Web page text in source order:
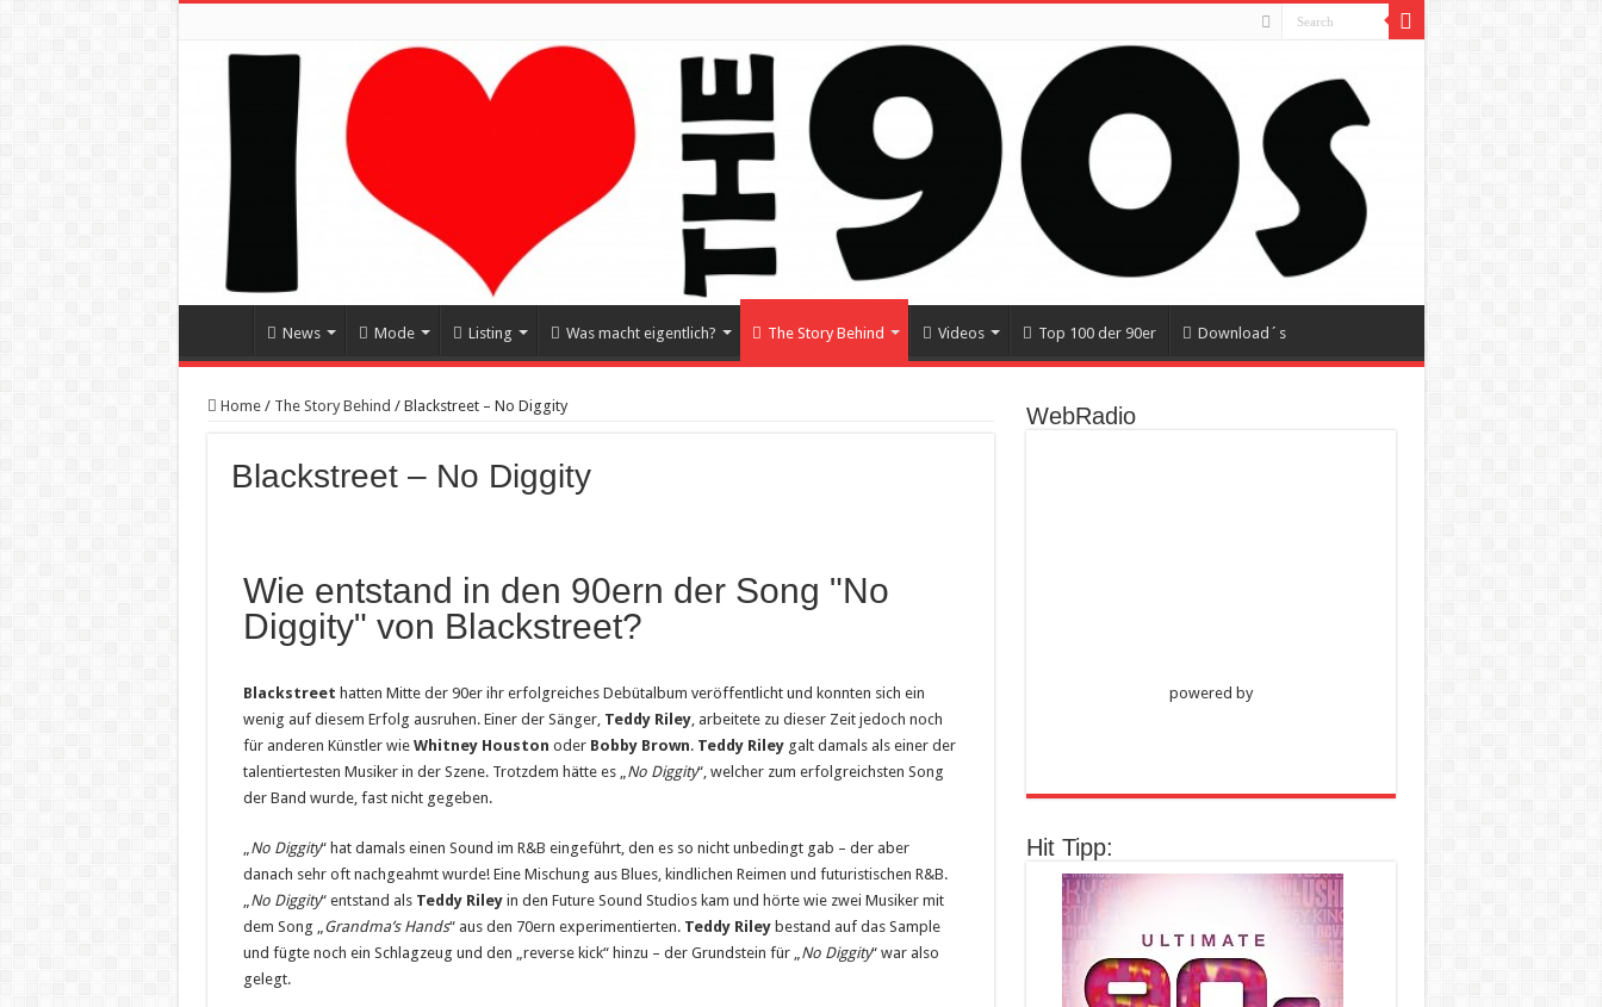
News Mode Listing Was macht eigentlich? The Story Behind Videos Top 100 der 90er Download´s
Home / The Story Behind / Blackstreet – No Diggity
Blackstreet – No Diggity
Wie entstand in den 90ern der Song "No
Diggity" von Blackstreet?
Blackstreet hatten Mitte der 90er ihr erfolgreiches Debütalbum veröffentlicht und konnten sich ein
wenig auf diesem Erfolg ausruhen. Einer der Sänger, Teddy Riley, arbeitete zu dieser Zeit jedoch noch
für anderen Künstler wie Whitney Houston oder Bobby Brown. Teddy Rileygalt damals als einer der
talentiertesten Musiker in der Szene. Trotzdem hätte es „No Diggity“, welcher zum erfolgreichsten Song
der Band wurde, fast nicht gegeben.
„No Diggity“ hat damals einen Sound im R&B eingeführt, den es so nicht unbedingt gab – der aber
danach sehr oft nachgeahmt wurde! Eine Mischung aus Blues, kindlichen Reimen und futuristischen R&B.
„No Diggity“ entstand als Teddy Rileyin den Future Sound Studios kam und hörte wie zwei Musiker mit
dem Song „Grandma’s Hands“ aus den 70ern experimentierten. Teddy Rileybestand auf das Sample
und fügte noch ein Schlagzeug und den „reverse kick“ hinzu – der Grundstein für „No Diggity“ war also
gelegt.
WebRadio
powered by
Hit Tipp: